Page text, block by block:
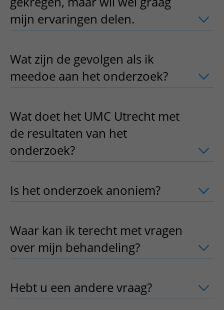
mijn ervaringen delen. uitklapper,
Wat zijn de gevolgen als ik
meedoe aan het onderzoek?
Wat doet het UMC Utrecht met
de resultaten van het
onderzoek? uitklapper, klik om te
Is het onderzoek anoniem?
Waar kan ik terecht met vragen
over mijn behandeling? uitklapper,
Hebt u een andere vraag? uitklapper,